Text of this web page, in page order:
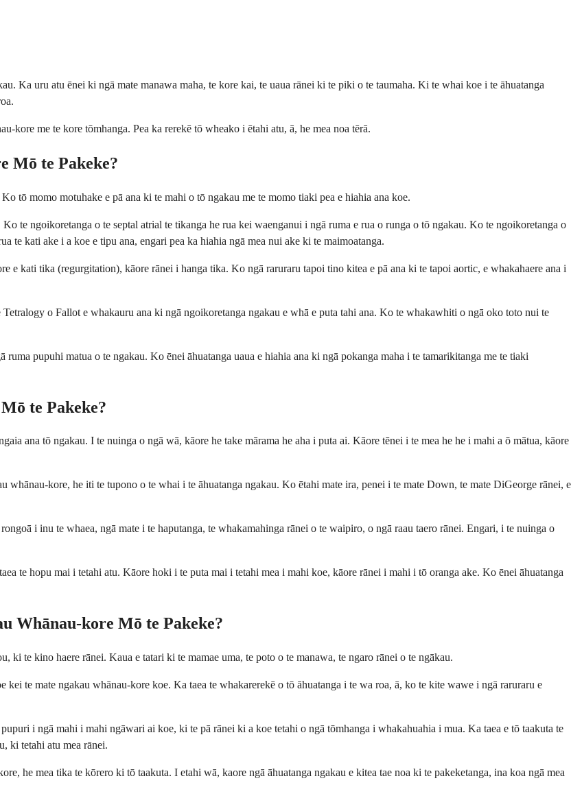
Ka uru atu ēnei ki ngā mate manawa maha, te kore kai, te uaua rānei ki te piki o te taumaha. Ki te whai koe i te āhuatanga
kore me te kore tōmhanga. Pea ka rerekē tō wheako i ētahi atu, ā, he mea noa tērā.
Mō te Pakeke?
tō momo motuhake e pā ana ki te mahi o tō ngakau me te momo tiaki pea e hiahia ana koe.
te ngoikoretanga o te septal atrial te tikanga he rua kei waenganui i ngā ruma e rua o runga o tō ngakau. Ko te ngoikoretanga o
te kati ake i a koe e tipu ana, engari pea ka hiahia ngā mea nui ake ki te maimoatanga.
e kati tika (regurgitation), kāore rānei i hanga tika. Ko ngā raruraru tapoi tino kitea e pā ana ki te tapoi aortic, e whakahaere ana i
o Fallot e whakauru ana ki ngā ngoikoretanga ngakau e whā e puta tahi ana. Ko te whakawhiti o ngā oko toto nui te
pupuhi matua o te ngakau. Ko ēnei āhuatanga uaua e hiahia ana ki ngā pokanga maha i te tamarikitanga me te tiaki
te Pakeke?
ana tō ngakau. I te nuinga o ngā wā, kāore he take mārama he aha i puta ai. Kāore tēnei i te mea he he i mahi a ō mātua, kāore
kore, he iti te tupono o te whai i te āhuatanga ngakau. Ko ētahi mate ira, penei i te mate Down, te mate DiGeorge rānei, e
i inu te whaea, ngā mate i te haputanga, te whakamahinga rānei o te waipiro, o ngā raau taero rānei. Engari, i te nuinga o
te hopu mai i tetahi atu. Kāore hoki i te puta mai i tetahi mea i mahi koe, kāore rānei i mahi i tō oranga ake. Ko ēnei āhuatanga
Whānau-kore Mō te Pakeke?
te kino haere rānei. Kaua e tatari ki te mamae uma, te poto o te manawa, te ngaro rānei o te ngākau.
te mate ngakau whānau-kore koe. Ka taea te whakarerekē o tō āhuatanga i te wa roa, ā, ko te kite wawe i ngā raruraru e
i ngā mahi i mahi ngāwari ai koe, ki te pā rānei ki a koe tetahi o ngā tōmhanga i whakahuahia i mua. Ka taea e tō taakuta te
ki tetahi atu mea rānei.
he mea tika te kōrero ki tō taakuta. I etahi wā, kaore ngā āhuatanga ngakau e kitea tae noa ki te pakeketanga, ina koa ngā mea